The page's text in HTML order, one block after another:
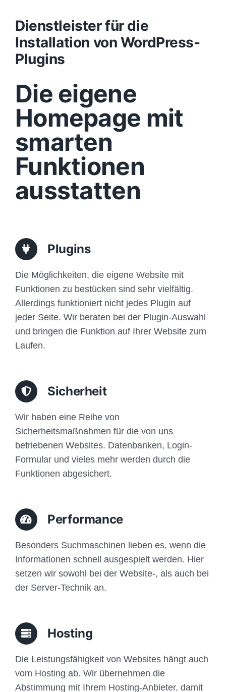
Konzept
Design
Content
Funktionen
Aufbau
Traffic
Dienstleister für die
Installation von WordPress-
Plugins
Die eigene
Homepage mit
smarten
Funktionen
ausstatten
Plugins
Die Möglichkeiten, die eigene Website mit
Funktionen zu bestücken sind sehr vielfältig.
Allerdings funktioniert nicht jedes Plugin auf
jeder Seite. Wir beraten bei der Plugin-Auswahl
und bringen die Funktion auf Ihrer Website zum
Laufen.
Sicherheit
Wir haben eine Reihe von
Sicherheitsmaßnahmen für die von uns
betriebenen Websites. Datenbanken, Login-
Formular und vieles mehr werden durch die
Funktionen abgesichert.
Performance
Besonders Suchmaschinen lieben es, wenn die
Informationen schnell ausgespielt werden. Hier
setzen wir sowohl bei der Website-, als auch bei
der Server-Technik an.
Hosting
Die Leistungsfähigkeit von Websites hängt auch
vom Hosting ab. Wir übernehmen die
Abstimmung mit Ihrem Hosting-Anbieter, damit